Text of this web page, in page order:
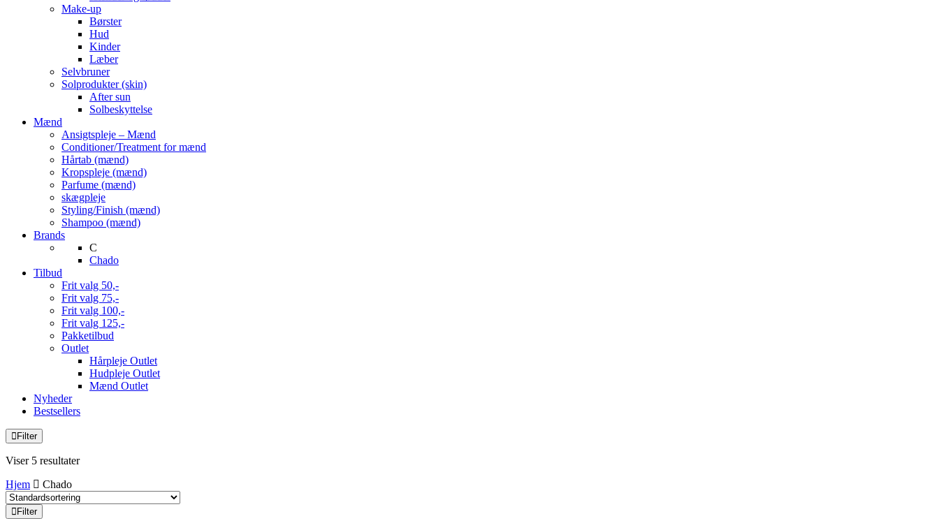
Make-up
Børster
Hud
Kinder
Læber
Selvbruner
Solprodukter (skin)
After sun
Solbeskyttelse
Mænd
Ansigtspleje – Mænd
Conditioner/Treatment for mænd
Hårtab (mænd)
Kropspleje (mænd)
Parfume (mænd)
skægpleje
Styling/Finish (mænd)
Shampoo (mænd)
Brands
C
Chado
Tilbud
Frit valg 50,-
Frit valg 75,-
Frit valg 100,-
Frit valg 125,-
Pakketilbud
Outlet
Hårpleje Outlet
Hudpleje Outlet
Mænd Outlet
Nyheder
Bestsellers
Filter
Viser 5 resultater
Hjem
Chado
Filter